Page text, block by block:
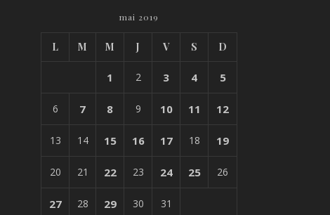
mai 2019
L M M J V S D
1 2 3 4 5
6 7 8 9 10 11 12
13 14 15 16 17 18 19
20 21 22 23 24 25 26
27 28 29 30 31